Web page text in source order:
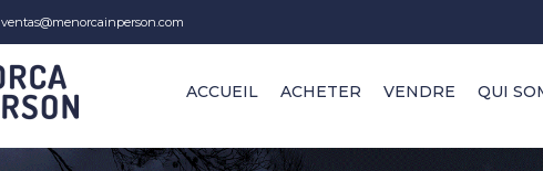
ventas@menorcainperson.com
ACCUEIL ACHETER VENDRE QUI